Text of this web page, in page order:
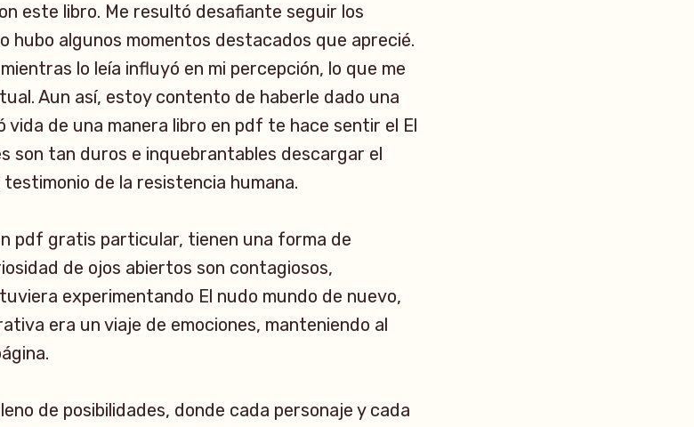
este libro. Me resultó desafiante seguir los
hubo algunos momentos destacados que aprecié.
lo leía influyó en mi percepción, lo que me
Aun así, estoy contento de haberle dado una
de una manera libro en pdf te hace sentir el El
son tan duros e inquebrantables descargar el
de la resistencia humana.
pdf gratis particular, tienen una forma de
de ojos abiertos son contagiosos,
experimentando El nudo mundo de nuevo,
era un viaje de emociones, manteniendo al
de posibilidades, donde cada personaje y cada